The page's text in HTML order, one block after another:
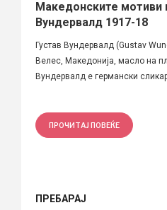
Македонските мотиви
Вундервалд 1917-18
Густав Вундервалд (Gustav
Велес, Македонија, масло на
Вундервалд е германски
ПРОЧИТАЈ ПОВЕЌЕ
ПРЕБАРАЈ